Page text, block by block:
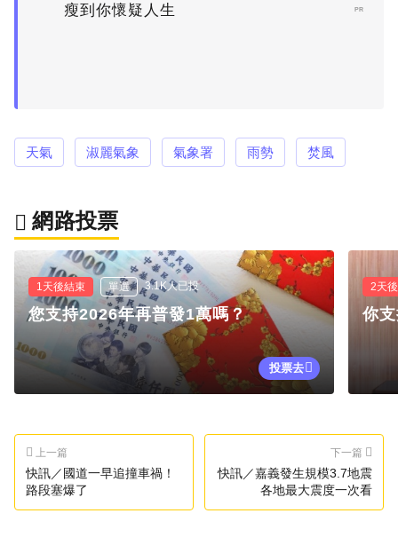
瘦到你懷疑人生
PR
天氣 淑麗氣象 氣象署 雨勢 焚風
網路投票
1天後結束 單選 3.1K人已投
您支持2026年再普發1萬嗎？
投票去
2天
你
上一篇
快訊／國道一早追撞車禍！
路段塞爆了
下一篇
快訊／嘉義發生規模3.7地震
各地最大震度一次看